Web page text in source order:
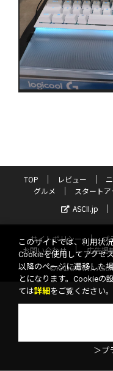
TOP レビュー
グルメ
スタート
ASCII.jp
サイトポリシー プ
お問い合わせ
広告掲
©KADOKAWA
このサイトでは、利用状
Cookieを使用してアクセ
以降のページに遷移した
とになります。Cookieの
ては詳細 をご覧ください。
＞プ